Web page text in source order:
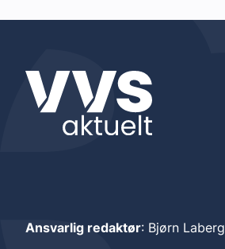
Ansvarlig redaktør: Bjørn Laberg